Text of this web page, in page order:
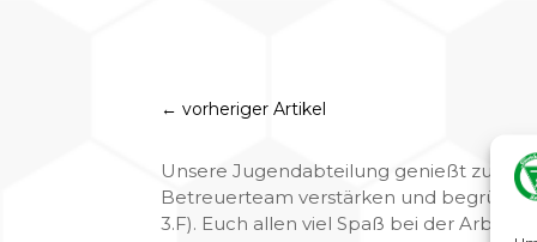
←vorheriger Artikel
Unsere Jugendabteilung genießt
Betreuerteam verstärken und begrüßen
3.F). Euch allen viel Spaß bei der Arbeit